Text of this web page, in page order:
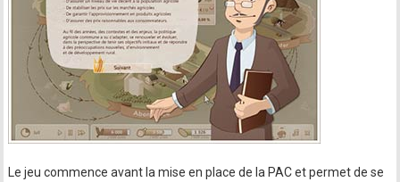
Le jeu commence avant la mise en place de la PAC et permet de se